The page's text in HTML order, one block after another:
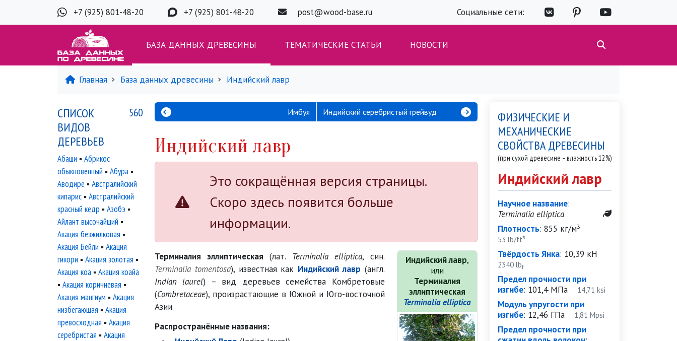
+7 (925) 801-48-20 +7 (925) 801-48-20 post@wood-base.ru Социальные сети:
БАЗА ДАННЫХ ДРЕВЕСИНЫ ТЕМАТИЧЕСКИЕ СТАТЬИ НОВОСТИ
Главная База данных древесины Индийский лавр
Имбуя Индийский серебристый грейвуд
Индийский лавр
Это сокращённая версия страницы.
Скоро здесь появится больше
информации.
Индийский лавр,
или
Терминалия
эллиптическая
Terminalia elliptica
Терминалия эллиптическая (лат. Terminalia elliptica, син.
Terminalia tomentosa), известная как Индийский лавр (англ.
Indian laurel) – вид деревьев семейства Комбретовые
(Combretaceae), произрастающие в Южной и Юго-восточной
Азии.
Распространённые названия:
СПИСОК
ВИДОВ
ДЕРЕВЬЕВ
560
Абаши ▪Абрикос
обыкновенный ▪Абура ▪
Аводире ▪Австралийский
кипарис ▪Австралийский
красный кедр ▪Азобэ ▪
Айлант высочайший ▪
Акация безжилковая ▪
Акация Бейли ▪Акация
гикори ▪Акация золотая ▪
Акация коа ▪Акация коайа
▪Акация коричневая ▪
Акация мангиум ▪Акация
низбегающая ▪Акация
превосходная ▪Акация
серебристая ▪Акация
ФИЗИЧЕСКИЕ И
МЕХАНИЧЕСКИЕ
СВОЙСТВА ДРЕВЕСИНЫ
(при сухой древесине – влажность 12%)
Индийский лавр
Научное название:
Terminalia elliptica
Плотность: 855 кг/м³
53 lb/ft³
Твёрдость Янка: 10,39 кН
2340 lbf
Предел прочности при
изгибе: 101,4 МПа 14,71 ksi
Модуль упругости при
изгибе: 12,46 ГПа 1,81 Mpsi
Предел прочности при